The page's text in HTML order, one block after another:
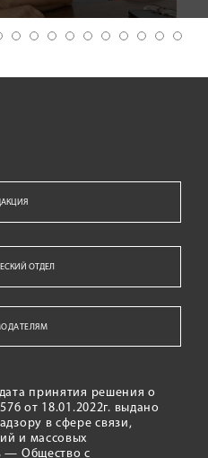
ОТДЕЛ
принятия решения о
от 18.01.2022г. выдано
в сфере связи,
и массовых
— Общество с